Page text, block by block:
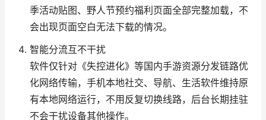
季活动贴图、野人节预约福利页面全部完整加载，不
会出现页面空白无法下载的情况。
智能分流互不干扰
软件仅针对《失控进化》等国内手游资源分发链路优
化网络传输，手机本地社交、导航、生活软件维持原
有本地网络运行，不用反复切换线路，后台长期挂驻
不会干扰设备其他操作。